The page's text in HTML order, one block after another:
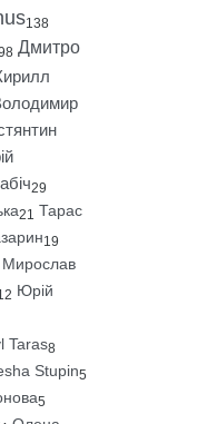
138
Дмитро
29
21 Тарас
19
Мирослав
Юрій
Taras8
Stupin5
5